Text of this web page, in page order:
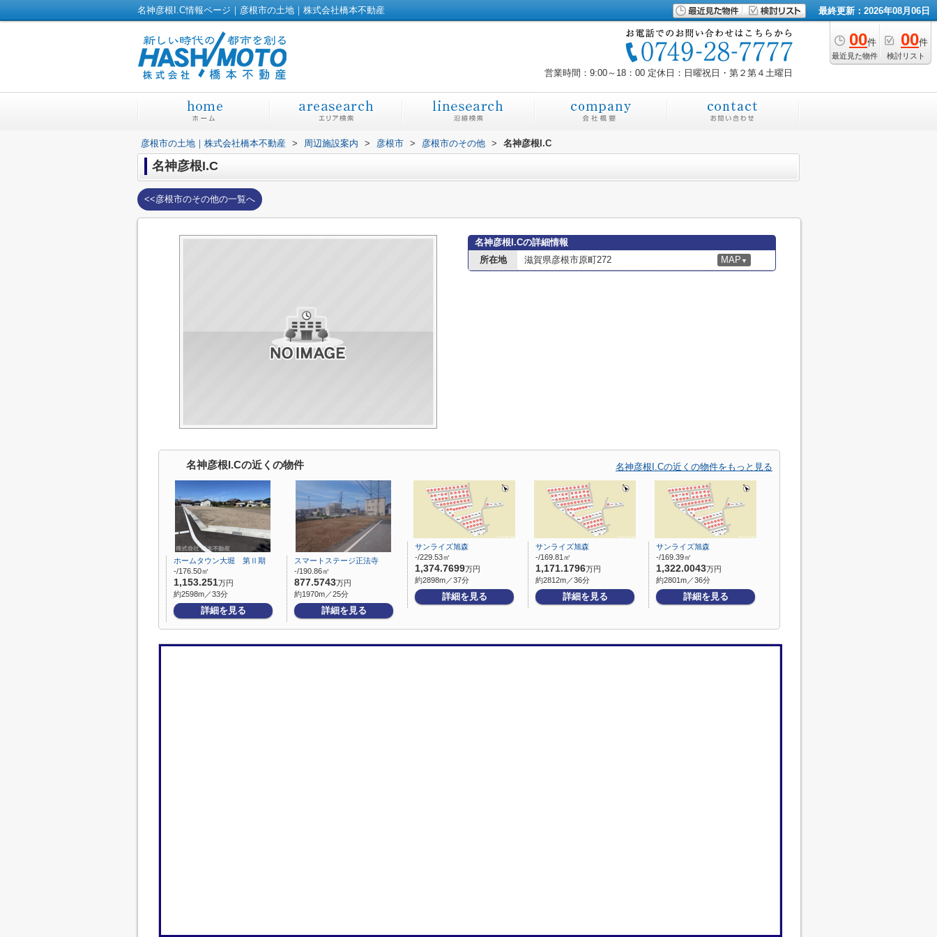
名神彦根I.C情報ページ｜彦根市の土地｜株式会社橋本不動産 最終更新：2026年08月06日
00件
最近見た物件
00件
検討リスト
営業時間：9:00～18：00 定休日：日曜祝日・第２第４土曜日
彦根市の土地｜株式会社橋本不動産 > 周辺施設案内 > 彦根市 > 彦根市のその他 > 名神彦根I.C
名神彦根I.C
<<彦根市のその他の一覧へ
名神彦根I.Cの詳細情報
所在地
滋賀県彦根市原町272 MAP ▼
名神彦根I.Cの近くの物件 名神彦根I.Cの近くの物件をもっと見る
ホームタウン大堀 第Ⅱ期
-/176.50㎡
1,153.251万円
約2598m／33分
詳細を見る
スマートステージ正法寺
-/190.86㎡
877.5743万円
約1970m／25分
詳細を見る
サンライズ旭森
-/229.53㎡
1,374.7699万円
約2898m／37分
詳細を見る
サンライズ旭森
-/169.81㎡
1,171.1796万円
約2812m／36分
詳細を見る
サンライズ旭森
-/169.39㎡
1,322.0043万円
約2801m／36分
詳細を見る